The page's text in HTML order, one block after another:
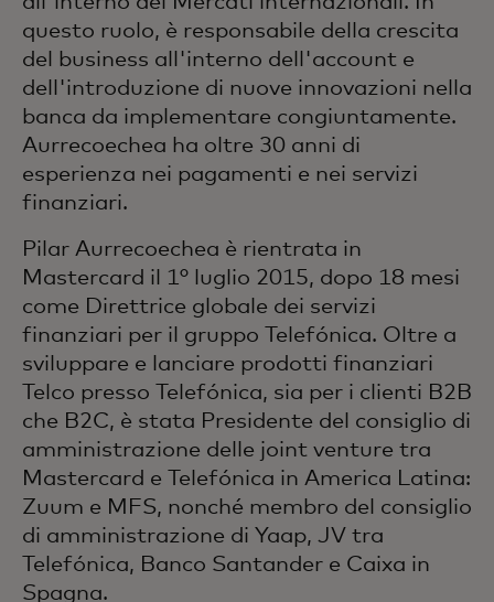
questo ruolo, è responsabile della crescita
del business all'interno dell'account e
dell'introduzione di nuove innovazioni nella
banca da implementare congiuntamente.
Aurrecoechea ha oltre 30 anni di
esperienza nei pagamenti e nei servizi
finanziari.
Pilar Aurrecoechea è rientrata in
Mastercard il 1° luglio 2015, dopo 18 mesi
come Direttrice globale dei servizi
finanziari per il gruppo Telefónica. Oltre a
sviluppare e lanciare prodotti finanziari
Telco presso Telefónica, sia per i clienti B2B
che B2C, è stata Presidente del consiglio di
amministrazione delle joint venture tra
Mastercard e Telefónica in America Latina:
Zuum e MFS, nonché membro del consiglio
di amministrazione di Yaap, JV tra
Telefónica, Banco Santander e Caixa in
Spagna.